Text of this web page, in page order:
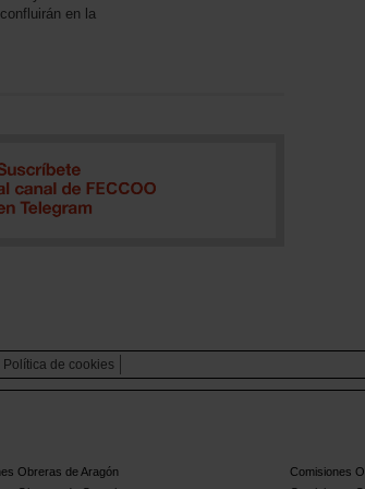
en la
Política de cookies
Obreras de Aragón
Comisiones